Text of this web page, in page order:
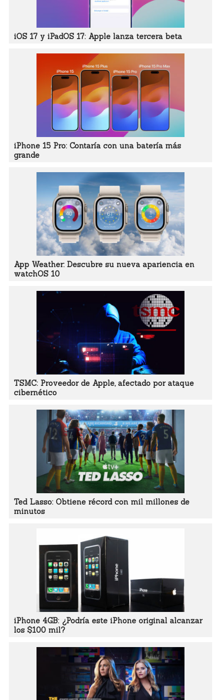
iOS 17 y iPadOS 17: Apple lanza tercera beta
iPhone 15 Pro: Contaría con una batería más
grande
App Weather: Descubre su nueva apariencia en
watchOS 10
TSMC: Proveedor de Apple, afectado por ataque
cibernético
Ted Lasso: Obtiene récord con mil millones de
minutos
iPhone 4GB: ¿Podría este iPhone original alcanzar
los $100 mil?